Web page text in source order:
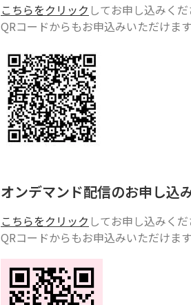
こちらをクリック してお申し込みくだ
QRコードからもお申込みいただけます
オンデマンド配信のお申し込
こちらをクリック してお申し込みくだ
QRコードからもお申込みいただけます